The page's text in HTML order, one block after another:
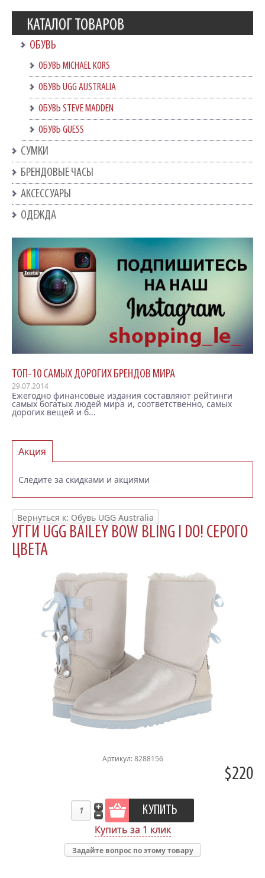
КАТАЛОГ ТОВАРОВ
ОБУВЬ
ОБУВЬ MICHAEL KORS
ОБУВЬ UGG AUSTRALIA
ОБУВЬ STEVE MADDEN
ОБУВЬ GUESS
СУМКИ
БРЕНДОВЫЕ ЧАСЫ
АКСЕССУАРЫ
ОДЕЖДА
ТОП-10 САМЫХ ДОРОГИХ БРЕНДОВ МИРА
29.07.2014
Ежегодно финансовые издания составляют рейтинги
самых богатых людей мира и, соответственно, самых
дорогих вещей и б...
Акция
Следите за скидками и акциями
Вернуться к: Обувь UGG Australia
УГГИ UGG BAILEY BOW BLING I DO! СЕРОГО
ЦВЕТА
Артикул: 8288156
$220
Купить за 1 клик
Задайте вопрос по этому товару